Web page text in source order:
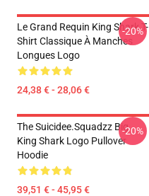
Le Grand Requin King Shark T-
Shirt Classique À Manches
Longues Logo
24,38 € - 28,06 €
-20%
The Suicidee.Squadzz Big
King Shark Logo Pullover
Hoodie
39,51 € - 45,95 €
-20%